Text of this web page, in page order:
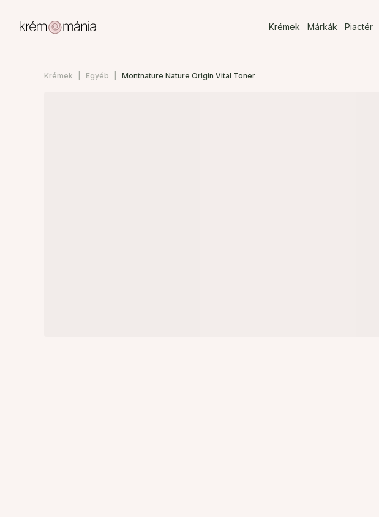
Krémek Márkák Piactér
Krémek Egyéb Montnature Nature Origin Vital Toner